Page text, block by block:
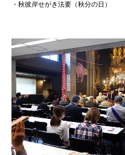
・秋彼岸せがき法要（秋分の日）